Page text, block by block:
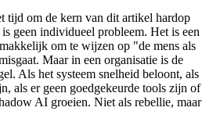
tijd om de kern van dit artikel hardop
geen individueel probleem. Het is een
om te wijzen op "de mens als
Maar in een organisatie is de
Als het systeem snelheid beloont, als
als er geen goedgekeurde tools zijn of
AI groeien. Niet als rebellie, maar